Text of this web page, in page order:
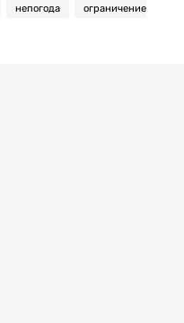
непогода ограничение